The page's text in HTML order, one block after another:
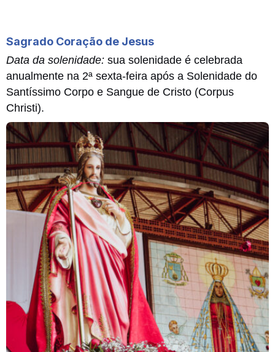
Sagrado Coração de Jesus
Data da solenidade: sua solenidade é celebrada
anualmente na 2ª sexta-feira após a Solenidade do
Santíssimo Corpo e Sangue de Cristo (Corpus
Christi).